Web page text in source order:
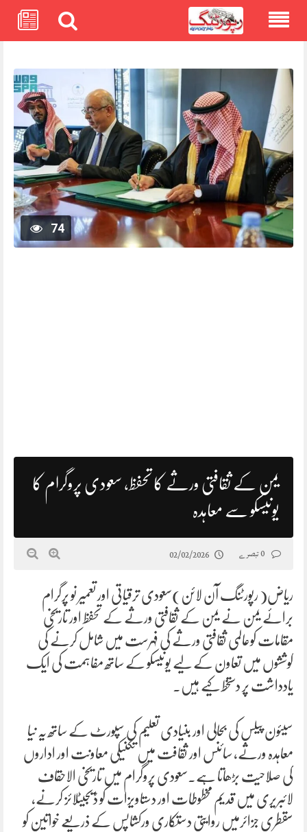
74
یمن کے ثقافتی ورثے کا تحفظ، سعودی پروگرام کا
یونیسکو سے معاہدہ
02/02/2026
ریاض( رپورٹنگ آن لائن)سعودی ترقیاتی اور تعمیر نو پرگرام
برائے یمن نے یمن کے ثقافتی ورثے کے تحفظ اور تاریخی
مقامات کوعالمی ثقافتی ورثے کی فہرست میں شامل کرنے کی
کوششوں میں تعاون کے لیے یونیسکو کے ساتھ مفاہمت کی ایک
یادداشت پر دستخط کیے ہیں۔
سیئون پیلس کی بحالی اور بنیادی تعلیم کی سپورٹ کے ساتھ یہ نیا
معاہدہ ورثے، سائنس اور ثقافت میں تکنیکی معاونت اور اداروں
کی صلاحیت بڑھاتا ہے۔سعودی پروگرام میں تاریخی الاحقاف
لائبریری میں قدیم مخطوطات اور دستاویزات کو ڈیجیٹلائز کرنے،
سقطری جزائرمیں روایتی دستکاری ورکشاپس کے ذریعے خواتین کو